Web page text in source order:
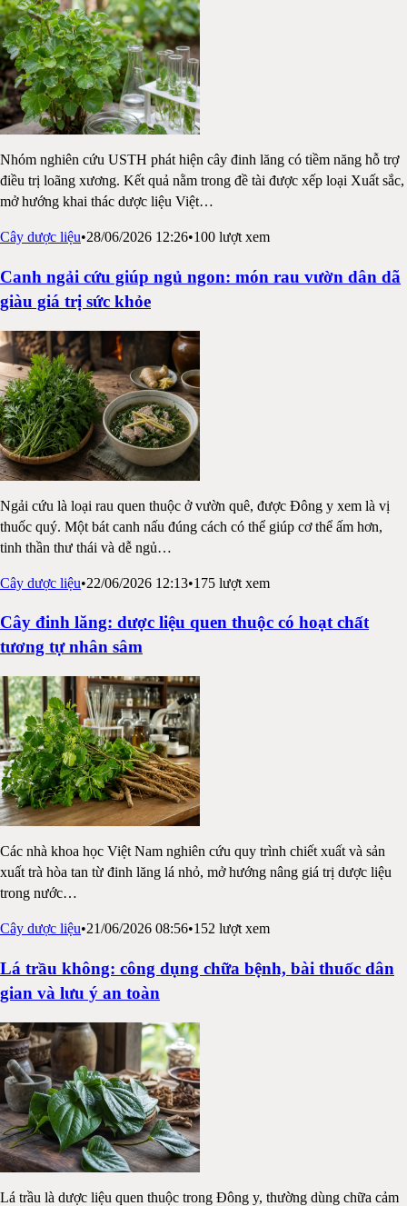
Nhóm nghiên cứu USTH phát hiện cây đinh lăng có tiềm năng hỗ trợ
điều trị loãng xương. Kết quả nằm trong đề tài được xếp loại Xuất sắc,
mở hướng khai thác dược liệu Việt…
Cây dược liệu•28/06/2026 12:26•100 lượt xem
Canh ngải cứu giúp ngủ ngon: món rau vườn dân dã
giàu giá trị sức khỏe
Ngải cứu là loại rau quen thuộc ở vườn quê, được Đông y xem là vị
thuốc quý. Một bát canh nấu đúng cách có thể giúp cơ thể ấm hơn,
tinh thần thư thái và dễ ngủ…
Cây dược liệu•22/06/2026 12:13•175 lượt xem
Cây đinh lăng: dược liệu quen thuộc có hoạt chất
tương tự nhân sâm
Các nhà khoa học Việt Nam nghiên cứu quy trình chiết xuất và sản
xuất trà hòa tan từ đinh lăng lá nhỏ, mở hướng nâng giá trị dược liệu
trong nước…
Cây dược liệu•21/06/2026 08:56•152 lượt xem
Lá trầu không: công dụng chữa bệnh, bài thuốc dân
gian và lưu ý an toàn
Lá trầu là dược liệu quen thuộc trong Đông y, thường dùng chữa cảm